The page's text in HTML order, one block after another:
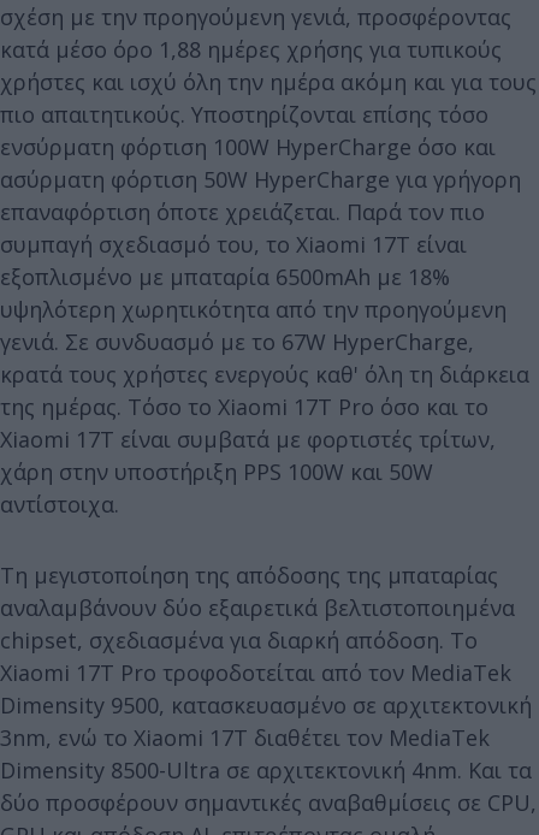
σχέση με την προηγούμενη γενιά, προσφέροντας
κατά μέσο όρο 1,88 ημέρες χρήσης για τυπικούς
χρήστες και ισχύ όλη την ημέρα ακόμη και για τους
πιο απαιτητικούς. Υποστηρίζονται επίσης τόσο
ενσύρματη φόρτιση 100W HyperCharge όσο και
ασύρματη φόρτιση 50W HyperCharge για γρήγορη
επαναφόρτιση όποτε χρειάζεται. Παρά τον πιο
συμπαγή σχεδιασμό του, το Xiaomi 17T είναι
εξοπλισμένο με μπαταρία 6500mAh με 18%
υψηλότερη χωρητικότητα από την προηγούμενη
γενιά. Σε συνδυασμό με το 67W HyperCharge,
κρατά τους χρήστες ενεργούς καθ' όλη τη διάρκεια
της ημέρας. Τόσο το Xiaomi 17T Pro όσο και το
Xiaomi 17T είναι συμβατά με φορτιστές τρίτων,
χάρη στην υποστήριξη PPS 100W και 50W
αντίστοιχα.
Τη μεγιστοποίηση της απόδοσης της μπαταρίας
αναλαμβάνουν δύο εξαιρετικά βελτιστοποιημένα
chipset, σχεδιασμένα για διαρκή απόδοση. Το
Xiaomi 17T Pro τροφοδοτείται από τον MediaTek
Dimensity 9500, κατασκευασμένο σε αρχιτεκτονική
3nm, ενώ το Xiaomi 17T διαθέτει τον MediaTek
Dimensity 8500-Ultra σε αρχιτεκτονική 4nm. Και τα
δύο προσφέρουν σημαντικές αναβαθμίσεις σε CPU,